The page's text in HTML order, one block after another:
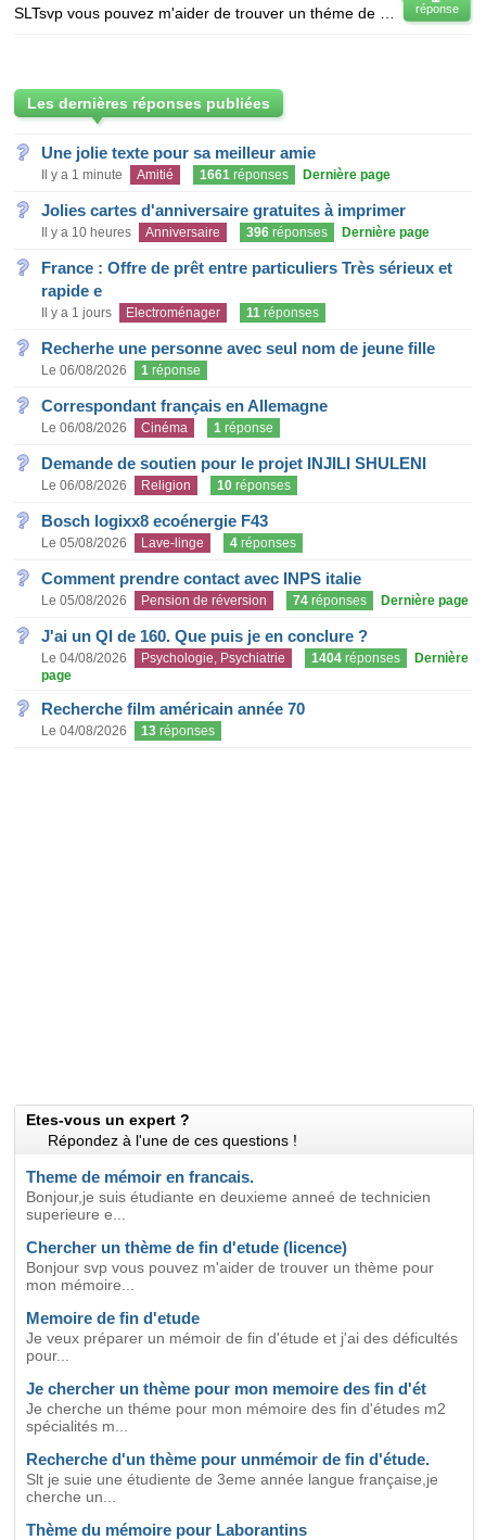
réponse
Les dernières réponses publiées
Une jolie texte pour sa meilleur amie
Il y a 1 minute Amitié 1661 réponses Dernière page
Jolies cartes d'anniversaire gratuites à imprimer
Il y a 10 heures Anniversaire 396 réponses Dernière page
France : Offre de prêt entre particuliers Très sérieux et
rapide e
Il y a 1 jours Electroménager 11 réponses
Recherhe une personne avec seul nom de jeune fille
Le 06/08/2026 1 réponse
Correspondant français en Allemagne
Le 06/08/2026 Cinéma 1 réponse
Demande de soutien pour le projet INJILI SHULENI
Le 06/08/2026 Religion 10 réponses
Bosch logixx8 ecoénergie F43
Le 05/08/2026 Lave-linge 4 réponses
Comment prendre contact avec INPS italie
Le 05/08/2026 Pension de réversion 74 réponses Dernière page
J'ai un QI de 160. Que puis je en conclure ?
Le 04/08/2026 Psychologie, Psychiatrie 1404 réponses
Dernière
page
Recherche film américain année 70
Le 04/08/2026 13 réponses
Etes-vous un expert ?
Répondez à l'une de ces questions !
Theme de mémoir en francais.
Bonjour,je suis étudiante en deuxieme anneé de technicien
superieure e...
Chercher un thème de fin d'etude (licence)
Bonjour svp vous pouvez m'aider de trouver un thème pour
mon mémoire...
Memoire de fin d'etude
Je veux préparer un mémoir de fin d'étude et j'ai des déficultés
pour...
Je chercher un thème pour mon memoire des fin d'ét
Je cherche un théme pour mon mémoire des fin d'études m2
spécialités m...
Recherche d'un thème pour unmémoir de fin d'étude.
Slt je suie une étudiente de 3eme année langue française,je
cherche un...
Thème du mémoire pour Laborantins